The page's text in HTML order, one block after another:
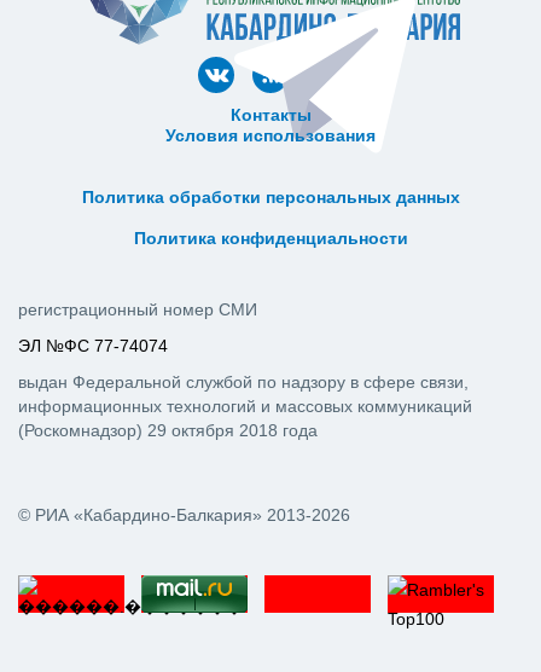
Контакты
Условия использования
Политика обработки персональных данных
Политика конфиденциальности
© РИА «Кабардино-Балкария» 2013-2026
регистрационный номер СМИ
ЭЛ №ФС 77-74074
выдан Федеральной службой по надзору в сфере связи,
информационных технологий и массовых коммуникаций
(Роскомнадзор) 29 октября 2018 года